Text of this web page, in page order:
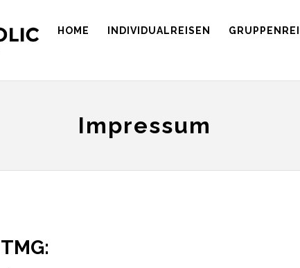
HOME INDIVIDUALREISEN
Impressum